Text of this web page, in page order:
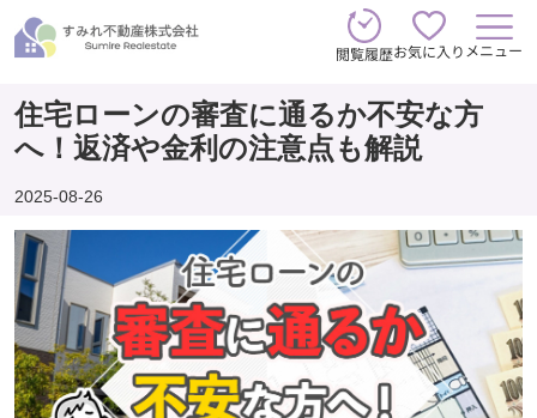
閲覧履歴お気に入り メニュー
住宅ローンの審査に通るか不安な方
へ！返済や金利の注意点も解説
2025-08-26